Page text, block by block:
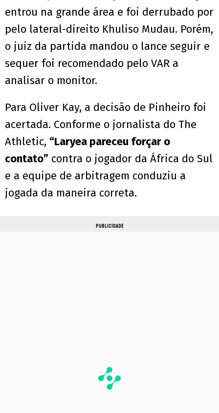
entrou na grande área e foi derrubado por
pelo lateral-direito Khuliso Mudau. Porém,
o juiz da partida mandou o lance seguir e
sequer foi recomendado pelo VAR a
analisar o monitor.
Para Oliver Kay, a decisão de Pinheiro foi
acertada. Conforme o jornalista do The
Athletic, “Laryea pareceu forçar o
contato” contra o jogador da África do Sul
e a equipe de arbitragem conduziu a
jogada da maneira correta.
PUBLICIDADE